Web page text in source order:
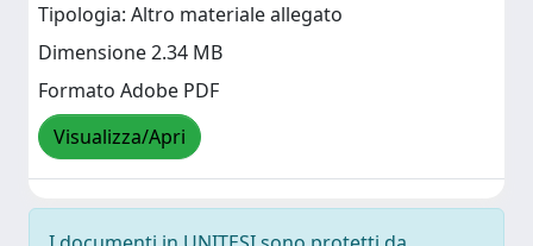
Tipologia: Altro materiale allegato
Dimensione 2.34 MB
Formato Adobe PDF
Visualizza/Apri